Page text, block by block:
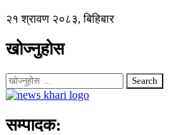
२१ श्रावण २०८३, बिहिबार
खोज्नुहोस
Search
सम्पादक: